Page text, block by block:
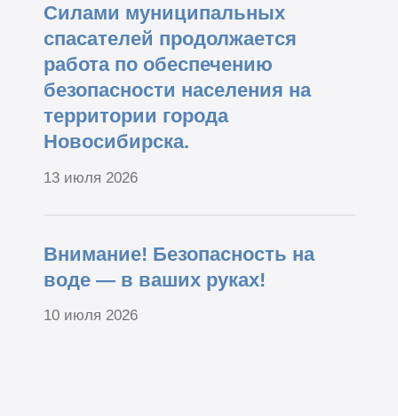
Силами муниципальных
спасателей продолжается
работа по обеспечению
безопасности населения на
территории города
Новосибирска.
13 июля 2026
Внимание! Безопасность на
воде — в ваших руках!
10 июля 2026